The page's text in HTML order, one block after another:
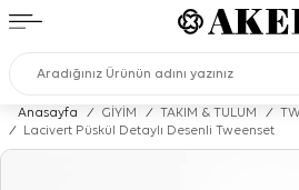
Anasayfa / GİYİM / TAKIM & TULUM /
/
Lacivert Püskül Detaylı Desenli Tweenset